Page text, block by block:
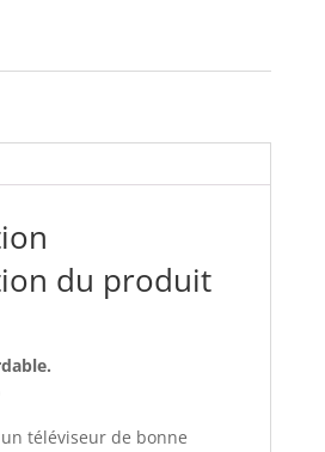
du produit
téléviseur de bonne